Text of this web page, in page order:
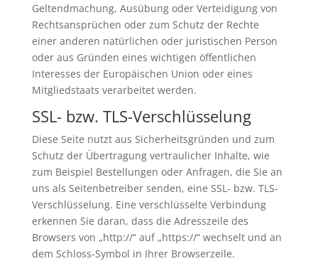
Geltendmachung, Ausübung oder Verteidigung von
Rechtsansprüchen oder zum Schutz der Rechte
einer anderen natürlichen oder juristischen Person
oder aus Gründen eines wichtigen öffentlichen
Interesses der Europäischen Union oder eines
Mitgliedstaats verarbeitet werden.
SSL- bzw. TLS-Verschlüsselung
Diese Seite nutzt aus Sicherheitsgründen und zum
Schutz der Übertragung vertraulicher Inhalte, wie
zum Beispiel Bestellungen oder Anfragen, die Sie an
uns als Seitenbetreiber senden, eine SSL- bzw. TLS-
Verschlüsselung. Eine verschlüsselte Verbindung
erkennen Sie daran, dass die Adresszeile des
Browsers von „http://“ auf „https://“ wechselt und an
dem Schloss-Symbol in Ihrer Browserzeile.